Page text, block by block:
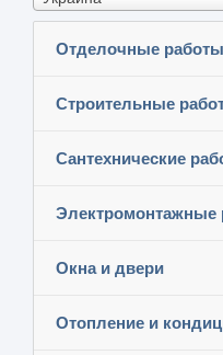
Отделочные работы
Строительные
Сантехнические
Электромонтажные
Окна и двери
Отопление и